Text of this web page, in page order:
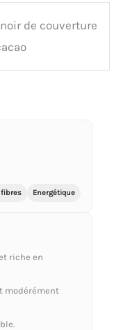
de couverture
fibres Energétique
riche en
modérément